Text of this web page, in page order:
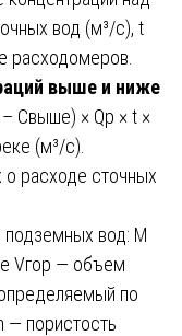
вод (м³/с), t
расходомеров.
выше и ниже
Свыше) × Qр × t ×
(м³/с).
о расходе сточных
подземных вод: М
Vгор — объем
по
— пористость